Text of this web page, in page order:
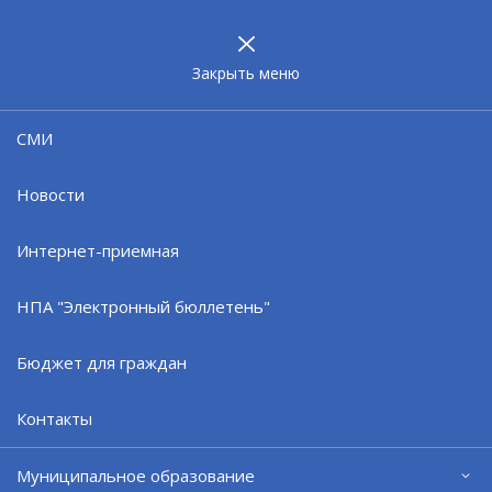
Закрыть меню
СМИ
Новости
Интернет-приемная
НПА "Электронный бюллетень"
Бюджет для граждан
Контакты
Муниципальное образование
30.04.24
Военнослужащий контрактной